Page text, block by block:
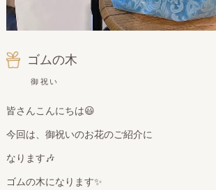
ゴムの木
御祝い
皆さんこんにちは😃
今回は、御祝いのお花のご紹介に
なります🎶
ゴムの木になります✨